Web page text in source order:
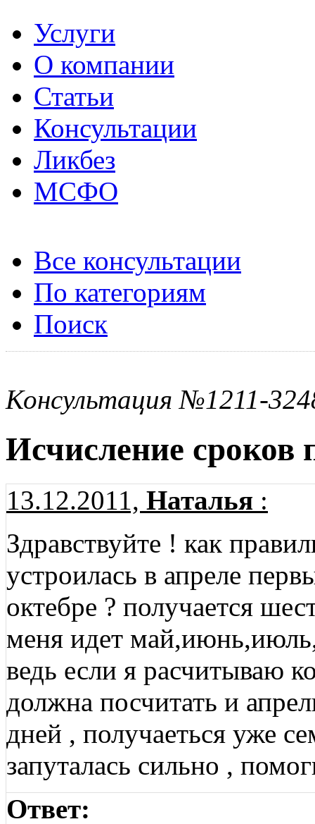
Услуги
О компании
Статьи
Консультации
Ликбез
МСФО
Все консультации
По категориям
Поиск
Консультация №1211-
Исчисление сроков
13.12.2011, Наталья :
Здравствуйте ! как
устроилась в апреле
октебре ? получается
меня идет
ведь если я расчитываю
должна посчитать и
дней , получаеться уже
запуталась сильно ,
Ответ: